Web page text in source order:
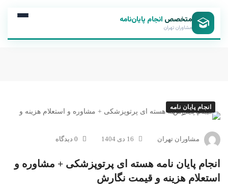
متخصص انجام پایان‌نامه
مشاوران تهران
انجام پایان نامه
مشاوران تهران 16 دی 1404 0 دیدگاه
انجام پایان نامه هسته ای پرتوپزشکی + مشاوره و
استعلام هزینه و قیمت نگارش